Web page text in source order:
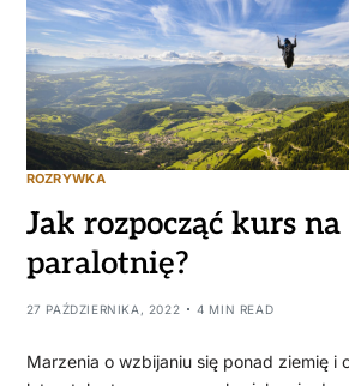
ROZRYWKA
Jak rozpocząć kurs na
paralotnię?
27 PAŹDZIERNIKA, 2022 4 MIN READ
Marzenia o wzbijaniu się ponad ziemię i